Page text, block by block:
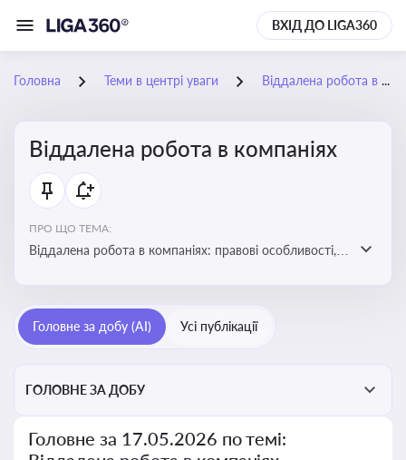
ВХІД ДО LIGA360
Головна Теми в центрі уваги Віддалена робота в компаніях
Віддалена робота в компаніях
ПРО ЩО ТЕМА:
Віддалена робота в компаніях: правові особливості,
Головне за добу (AI) Усі публікації
ГОЛОВНЕ ЗА ДОБУ
Головне за 17.05.2026 по темі: